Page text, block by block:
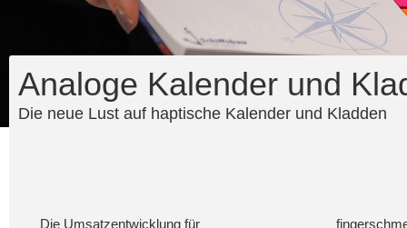
Analoge Kalender und
Die neue Lust auf haptische Kalender und Kladden
Die Umsatzentwicklung für